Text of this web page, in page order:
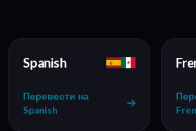
Spanish
Перевести на
Spanish